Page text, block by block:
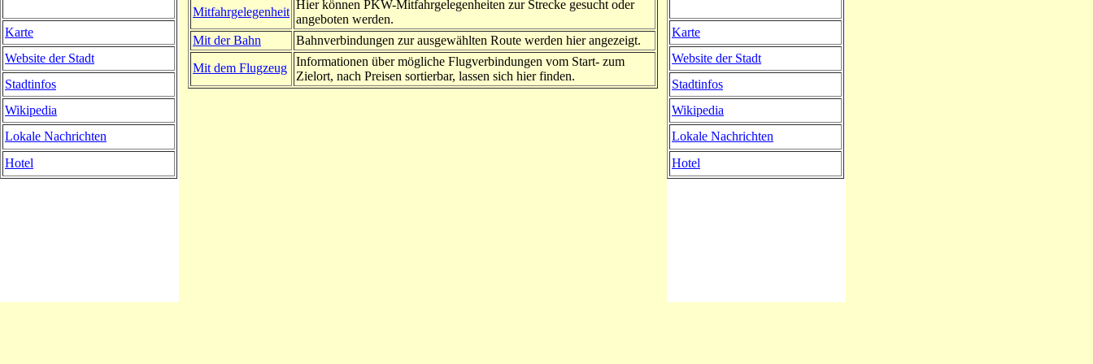
Mitfahrgelegenheit
Hier können PKW-Mitfahrgelegenheiten zur Strecke gesucht oder
angeboten werden.
Mit der Bahn
Bahnverbindungen zur ausgewählten Route werden hier angezeigt.
Mit dem Flugzeug
Informationen über mögliche Flugverbindungen vom Start- zum
Zielort, nach Preisen sortierbar, lassen sich hier finden.
Karte
Website der Stadt
Stadtinfos
Wikipedia
Lokale Nachrichten
Hotel
Karte
Website der Stadt
Stadtinfos
Wikipedia
Lokale Nachrichten
Hotel